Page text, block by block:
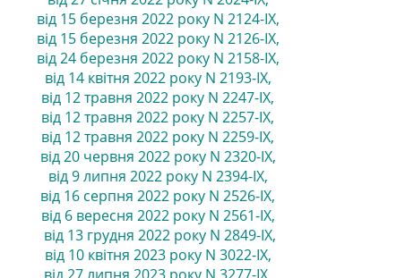
від 15 березня 2022 року N 2124-IX,
від 15 березня 2022 року N 2126-IX,
від 24 березня 2022 року N 2158-IX,
від 14 квітня 2022 року N 2193-IX,
від 12 травня 2022 року N 2247-IX,
від 12 травня 2022 року N 2257-IX,
від 12 травня 2022 року N 2259-IX,
від 20 червня 2022 року N 2320-IX,
від 9 липня 2022 року N 2394-IX,
від 16 серпня 2022 року N 2526-IX,
від 6 вересня 2022 року N 2561-IX,
від 13 грудня 2022 року N 2849-IX,
від 10 квітня 2023 року N 3022-IX,